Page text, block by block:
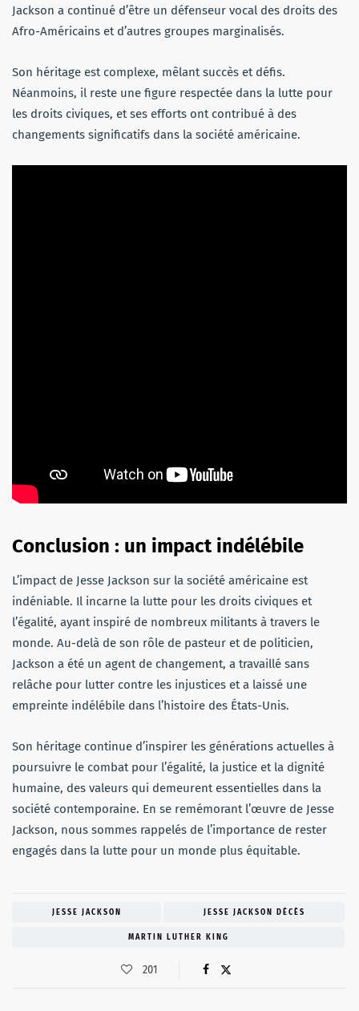
Jackson a continué d’être un défenseur vocal des droits des
Afro-Américains et d’autres groupes marginalisés.
Son héritage est complexe, mêlant succès et défis.
Néanmoins, il reste une figure respectée dans la lutte pour
les droits civiques, et ses efforts ont contribué à des
changements significatifs dans la société américaine.
Conclusion : un impact indélébile
L’impact de Jesse Jackson sur la société américaine est
indéniable. Il incarne la lutte pour les droits civiques et
l’égalité, ayant inspiré de nombreux militants à travers le
monde. Au-delà de son rôle de pasteur et de politicien,
Jackson a été un agent de changement, a travaillé sans
relâche pour lutter contre les injustices et a laissé une
empreinte indélébile dans l’histoire des États-Unis.
Son héritage continue d’inspirer les générations actuelles à
poursuivre le combat pour l’égalité, la justice et la dignité
humaine, des valeurs qui demeurent essentielles dans la
société contemporaine. En se remémorant l’œuvre de Jesse
Jackson, nous sommes rappelés de l’importance de rester
engagés dans la lutte pour un monde plus équitable.
JESSE JACKSON JESSE JACKSON DÉCÈS
MARTIN LUTHER KING
201